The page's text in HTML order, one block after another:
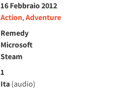
16 Febbraio 2012
Action,Adventure
Remedy
Microsoft
Steam
1
Ita(audio)